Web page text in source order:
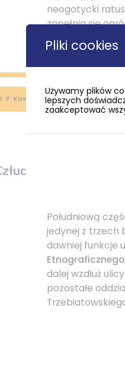
neogotycki
zapełnia się
P. Kowalewski
Południową
jedynej z trzech
dawniej funkcje
Etnograficznego
dalej wzdłuż
pozostałe
Pliki cookies
Używamy plików
lepszych
zaakceptować